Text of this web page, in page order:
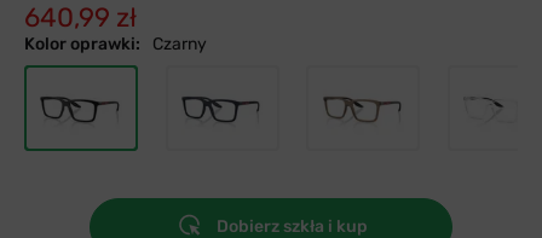
640,99 zł
Kolor oprawki: Czarny
Dobierz szkła i kup